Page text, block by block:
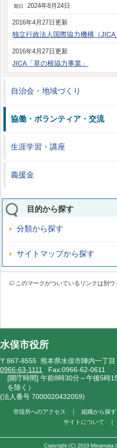
期日 2024年8月24日
2016年4月27日更新
独立行政法人国際協力機構（
2016年4月27日更新
JICA「草の根協力事業」
自治会・地域づくり
協働・ボランティア・交流
生涯学習・講座
義援金
目的から探す
分類から探す
サイトマップから探す
このマークがついているリンクは別
水俣市役所
〒867-8555 熊本県水俣市陣内一丁
0966-63-1111 Fax:0966-62-0611
[開庁時間] 午前8時30分～午後5時
を除く）
(法人番号 7000020432059)
市役所へのアクセス 組織から探す
サイトについて
Copyright (C) 2019 Minamata